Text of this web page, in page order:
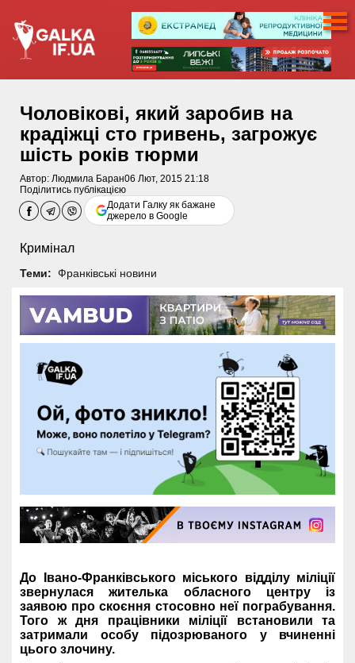
Чоловікові, який заробив на
крадіжці сто гривень, загрожує
шість років тюрми
Автор: Людмила Баран06 Лют, 2015 21:18
Поділитись публікацією
Додати Галку як бажане
джерело в Google
Кримінал
Теми: Франківські новини
До Івано-Франківського міського відділу міліції
звернулася жителька обласного центру із
заявою про скоєння стосовно неї пограбування.
Того ж дня працівники міліції встановили та
затримали особу підозрюваного у вчиненні
цього злочину.